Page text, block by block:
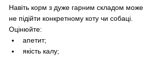
Навіть корм з дуже гарним складом може
не підійти конкретному коту чи собаці.
Оцінюйте:
апетит;
якість калу;